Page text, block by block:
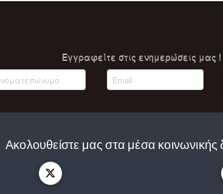
Eγγραφείτε στις ενημερώσεις μας !
Ακολουθείστε μας στα μέσα κοινωνικής